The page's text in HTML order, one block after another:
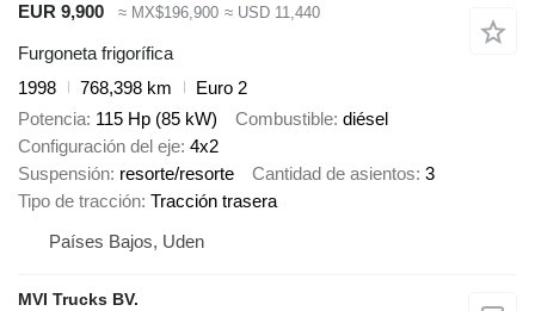
EUR 9,900 ≈ MX$196,900 ≈ USD 11,440
Furgoneta frigorífica
1998
768,398 km
Euro 2
Potencia 115 Hp (85 kW) Combustible diésel
Configuración del eje 4x2
Suspensión resorte/resorte Cantidad de asientos 3
Tipo de tracción Tracción trasera
Países Bajos, Uden
MVI Trucks BV.